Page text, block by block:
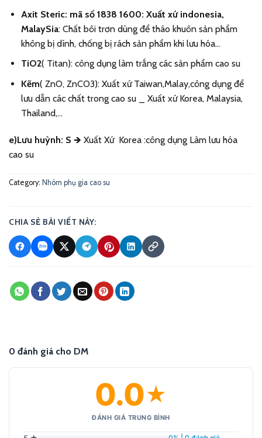
Axit Steric: mã số 1838 1600: Xuất xứ indonesia,
MalaySia: Chất bôi trơn dùng để tháo khuôn sản phẩm
không bị dính, chống bị rách sản phẩm khi lưu hóa…
TiO2( Titan): công dụng làm trắng các sản phẩm cao su
Kẽm( ZnO, ZnCO3): Xuất xứ Taiwan,Malay,công dụng để
lưu dẫn các chất trong cao su _ Xuất xứ Korea, Malaysia,
Thailand,…
e)Lưu huỳnh: S 🡺 Xuất Xứ Korea :công dụng Làm lưu hóa
cao su
Category: Nhóm phụ gia cao su
CHIA SẺ BÀI VIẾT NÀY:
0 đánh giá cho DM
0.0★
ĐÁNH GIÁ TRUNG BÌNH